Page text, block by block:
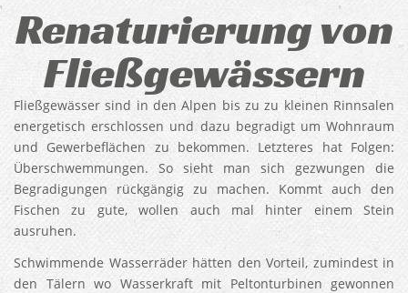
Renaturierung von
Fließgewässern
Fließgewässer sind in den Alpen bis zu zu kleinen Rinnsalen
energetisch erschlossen und dazu begradigt um Wohnraum
und Gewerbeflächen zu bekommen. Letzteres hat Folgen:
Überschwemmungen. So sieht man sich gezwungen die
Begradigungen rückgängig zu machen. Kommt auch den
Fischen zu gute, wollen auch mal hinter einem Stein
ausruhen.
Schwimmende Wasserräder hätten den Vorteil, zumindest in
den Tälern wo Wasserkraft mit Peltonturbinen gewonnen